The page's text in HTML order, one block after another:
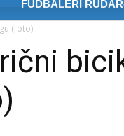
RUDAR-PRIJEDOR
(foto)